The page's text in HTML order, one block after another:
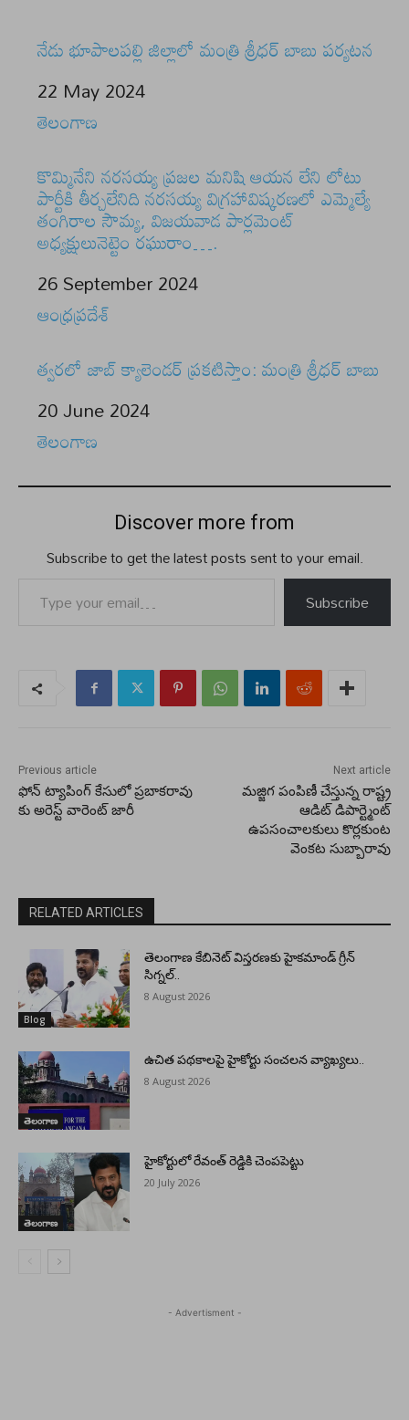
నేడు భూపాలపల్లి జిల్లాలో మంత్రి శ్రీధర్ బాబు పర్యటన
Date
22 May 2024
In relation to
తెలంగాణ
కొమ్మినేని నరసయ్య ప్రజల మనిషి ఆయన లేని లోటు
పార్టీకి తీర్చలేనిది నరసయ్య విగ్రహావిష్కరణలో ఎమ్మెల్యే
తంగిరాల సౌమ్య, విజయవాడ పార్లమెంట్
అధ్యక్షులునెట్టెం రఘురాం….
Date
26 September 2024
In relation to
ఆంధ్రప్రదేశ్
త్వరలో జాబ్ క్యాలెండర్ ప్రకటిస్తాం: మంత్రి శ్రీధర్ బాబు
Date
20 June 2024
In relation to
తెలంగాణ
Discover more from
Subscribe to get the latest posts sent to your email.
Subscribe
Previous article
ఫోన్ ట్యాపింగ్ కేసులో ప్రబాకరావు
కు అరెస్ట్ వారెంట్ జారీ
Next article
మజ్జిగ పంపిణీ చేస్తున్న రాష్ట్ర
ఆడిట్ డిపార్ట్మెంట్
ఉపసంచాలకులు కొర్లకుంట
వెంకట సుబ్బారావు
RELATED ARTICLES
Blog
తెలంగాణ కేబినెట్ విస్తరణకు హైకమాండ్ గ్రీన్
సిగ్నల్..
8 August 2026
తెలంగాణ
ఉచిత పథకాలపై హైకోర్టు సంచలన వ్యాఖ్యలు..
8 August 2026
తెలంగాణ
హైకోర్టులో రేవంత్ రెడ్డికి చెంపపెట్టు
20 July 2026
- Advertisment -